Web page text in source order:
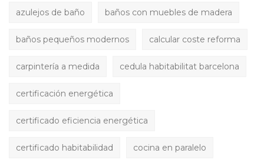
azulejos de baño baños con muebles de madera
baños pequeños modernos calcular coste reforma
carpintería a medida cedula habitabilitat barcelona
certificación energética
certificado eficiencia energética
certificado habitabilidad cocina en paralelo